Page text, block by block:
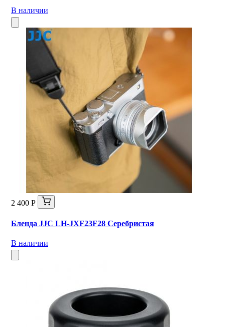
В наличии
2 400 Р
Бленда JJC LH-JXF23F28 Серебристая
В наличии